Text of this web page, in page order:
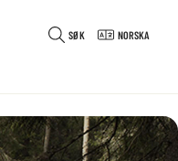
SØK NORSKA